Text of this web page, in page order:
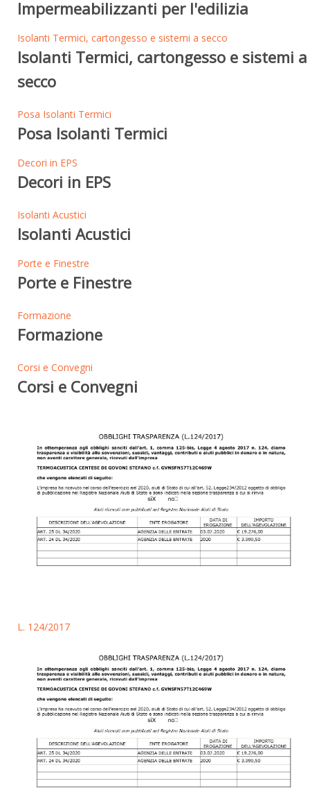
Impermeabilizzanti per l'edilizia
Isolanti Termici, cartongesso e sistemi a secco
Isolanti Termici, cartongesso e sistemi a
secco
Posa Isolanti Termici
Posa Isolanti Termici
Decori in EPS
Decori in EPS
Isolanti Acustici
Isolanti Acustici
Porte e Finestre
Porte e Finestre
Formazione
Formazione
Corsi e Convegni
Corsi e Convegni
L. 124/2017